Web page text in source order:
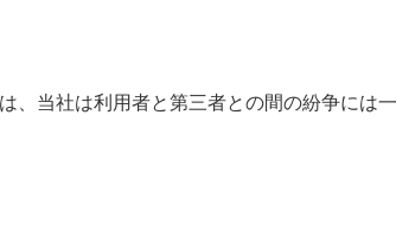
当社は利用者と第三者との間の紛争には